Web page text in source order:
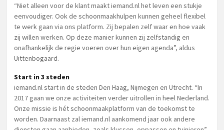
“Niet alleen voor de klant maakt iemand.nl het leven een stukje
eenvoudiger. Ook de schoonmaakhulpen kunnen geheel flexibel
te werk gaan via ons platform. Zij bepalen zelf waar en hoe vaak
zij willen werken. Op deze manier kunnen zij zelfstandig en
onafhankelijk de regie voeren over hun eigen agenda”, aldus
Uittenbogaard.
Start in 3 steden
iemand.nl start in de steden Den Haag, Nijmegen en Utrecht. “In
2017 gaan we onze activiteiten verder uitrollen in heel Nederland.
Onze missie is hét schoonmaakplatform van de toekomst te
worden. Daarnaast zal iemand.nl aankomend jaar ook andere